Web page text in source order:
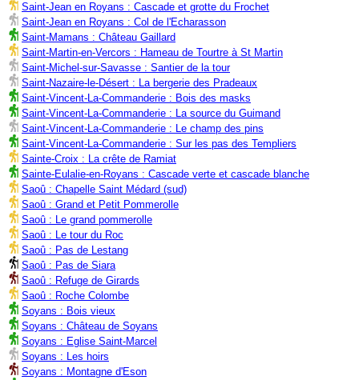
Saint-Jean en Royans : Cascade et grotte du Frochet
Saint-Jean en Royans : Col de l'Echarasson
Saint-Mamans : Château Gaillard
Saint-Martin-en-Vercors : Hameau de Tourtre à St Martin
Saint-Michel-sur-Savasse : Santier de la tour
Saint-Nazaire-le-Désert : La bergerie des Pradeaux
Saint-Vincent-La-Commanderie : Bois des masks
Saint-Vincent-La-Commanderie : La source du Guimand
Saint-Vincent-La-Commanderie : Le champ des pins
Saint-Vincent-La-Commanderie : Sur les pas des Templiers
Sainte-Croix : La crête de Ramiat
Sainte-Eulalie-en-Royans : Cascade verte et cascade blanche
Saoû : Chapelle Saint Médard (sud)
Saoû : Grand et Petit Pommerolle
Saoû : Le grand pommerolle
Saoû : Le tour du Roc
Saoû : Pas de Lestang
Saoû : Pas de Siara
Saoû : Refuge de Girards
Saoû : Roche Colombe
Soyans : Bois vieux
Soyans : Château de Soyans
Soyans : Eglise Saint-Marcel
Soyans : Les hoirs
Soyans : Montagne d'Eson